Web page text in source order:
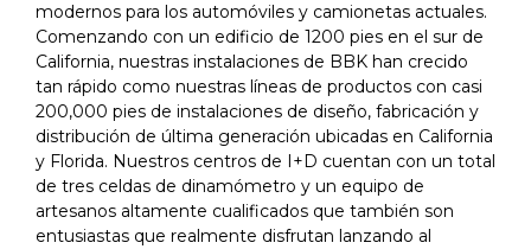
modernos para los automóviles y camionetas actuales.
Comenzando con un edificio de 1200 pies en el sur de
California, nuestras instalaciones de BBK han crecido
tan rápido como nuestras líneas de productos con casi
200,000 pies de instalaciones de diseño, fabricación y
distribución de última generación ubicadas en California
y Florida. Nuestros centros de I+D cuentan con un total
de tres celdas de dinamómetro y un equipo de
artesanos altamente cualificados que también son
entusiastas que realmente disfrutan lanzando al